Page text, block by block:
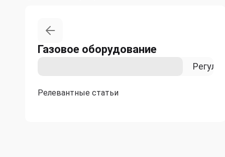
Газовое оборудование
Релевантные статьи